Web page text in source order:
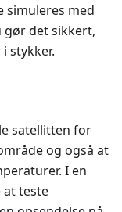
simuleres med
gør det sikkert,
stykker.
satellitten for
og også at
I en
at teste